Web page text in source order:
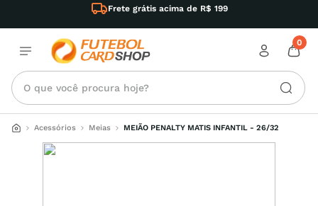
Frete grátis acima de R$ 199
0
O que você procura hoje?
Acessórios Meias MEIÃO PENALTY MATIS INFANTIL - 26/32